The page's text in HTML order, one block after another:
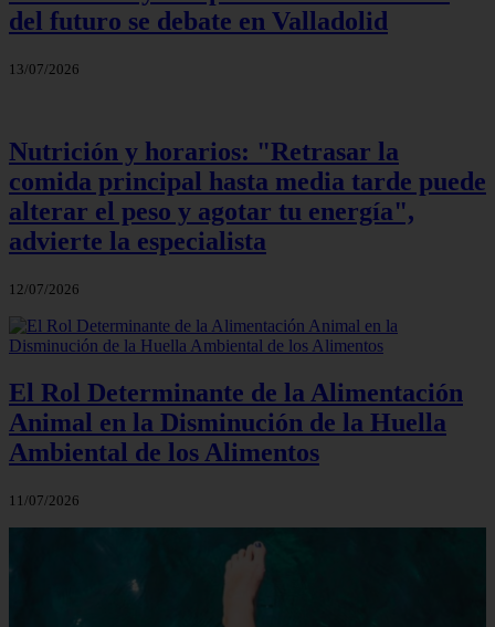
del futuro se debate en Valladolid
13/07/2026
Nutrición y horarios: "Retrasar la
comida principal hasta media tarde puede
alterar el peso y agotar tu energía",
advierte la especialista
12/07/2026
El Rol Determinante de la Alimentación
Animal en la Disminución de la Huella
Ambiental de los Alimentos
11/07/2026